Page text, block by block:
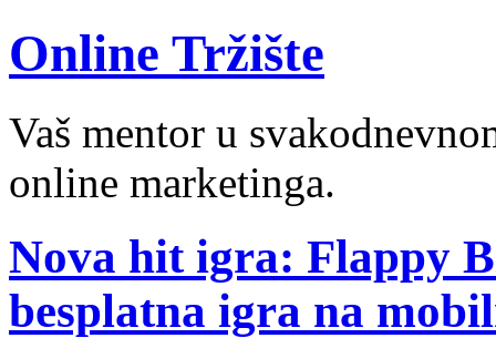
Online Tržište
Vaš mentor u
online marketinga.
Nova hit igra: Flappy
besplatna igra na